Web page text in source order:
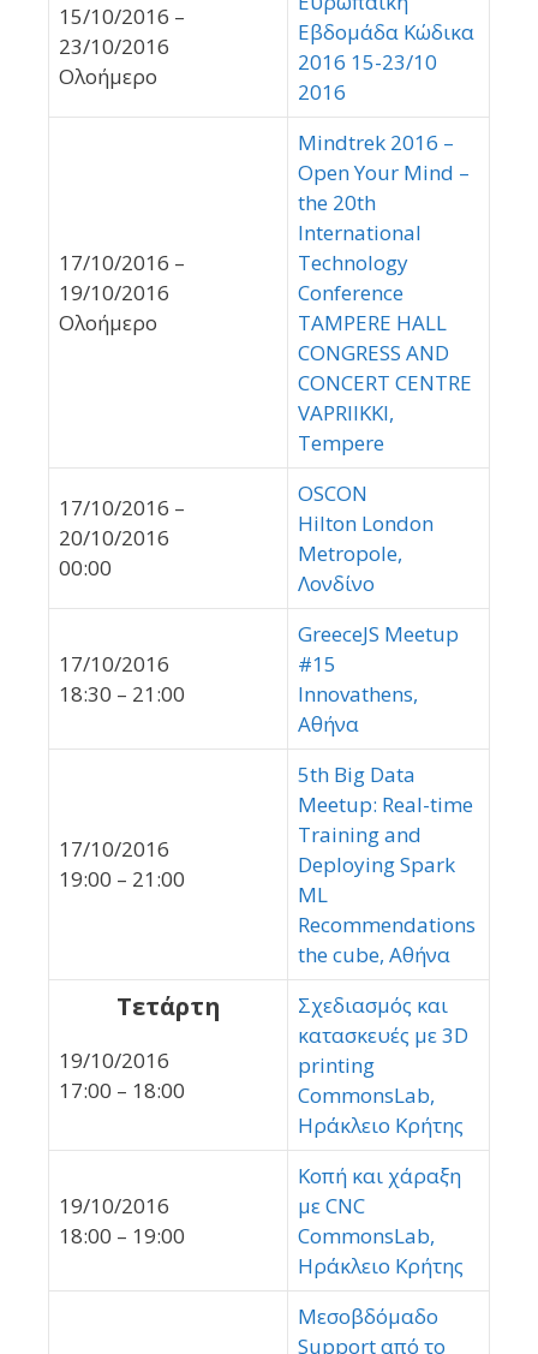
15/10/2016 –
23/10/2016
Ολοήμερο
Εβδομάδα Κώδικα
2016 15-23/10
2016
17/10/2016 –
19/10/2016
Ολοήμερο
Mindtrek 2016 –
Open Your Mind –
the 20th
International
Technology
Conference
TAMPERE HALL
CONGRESS AND
CONCERT CENTRE
VAPRIIKKI,
Tempere
17/10/2016 –
20/10/2016
00:00
OSCON
Hilton London
Metropole,
Λονδίνο
17/10/2016
18:30 – 21:00
GreeceJS Meetup
#15
Innovathens,
Αθήνα
17/10/2016
19:00 – 21:00
5th Big Data
Meetup: Real-time
Training and
Deploying Spark
ML
Recommendations
the cube, Αθήνα
Τετάρτη
19/10/2016
17:00 – 18:00
Σχεδιασμός και
κατασκευές με 3D
printing
CommonsLab,
Ηράκλειο Κρήτης
19/10/2016
18:00 – 19:00
Κοπή και χάραξη
με CNC
CommonsLab,
Ηράκλειο Κρήτης
Μεσοβδόμαδο
Support από το